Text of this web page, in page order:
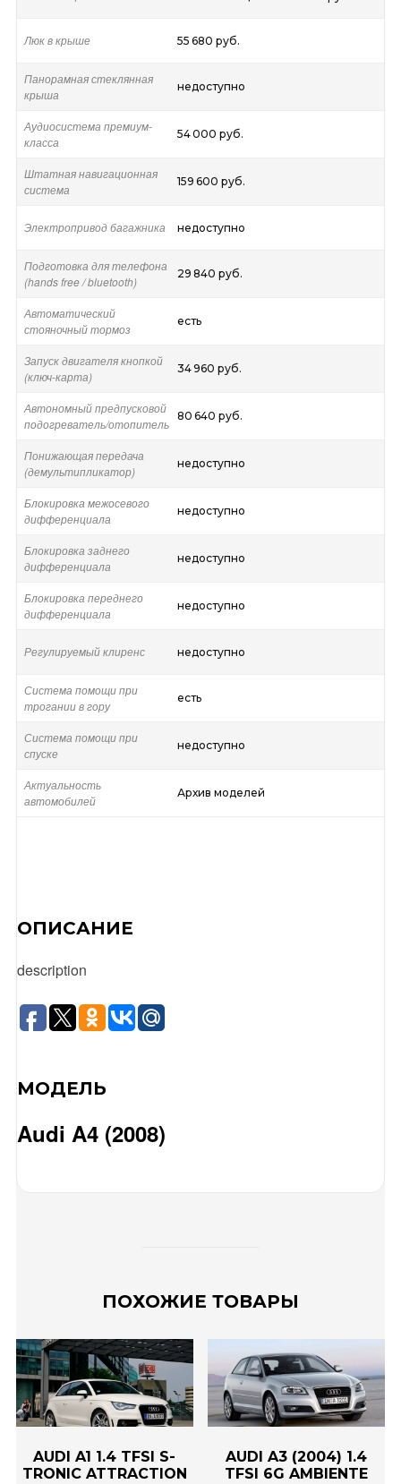
Люк в крыше 55 680 руб.
Панорамная стеклянная
крыша
недоступно
Аудиосистема премиум-
класса
54 000 руб.
Штатная навигационная
система
159 600 руб.
Электропривод багажника недоступно
Подготовка для телефона
(hands free / bluetooth)
29 840 руб.
Автоматический
стояночный тормоз
есть
Запуск двигателя кнопкой
(ключ-карта)
34 960 руб.
Автономный предпусковой
подогреватель/отопитель
80 640 руб.
Понижающая передача
(демультипликатор)
недоступно
Блокировка межосевого
дифференциала
недоступно
Блокировка заднего
дифференциала
недоступно
Блокировка переднего
дифференциала
недоступно
Регулируемый клиренс недоступно
Система помощи при
трогании в гору
есть
Система помощи при
спуске
недоступно
Актуальность
автомобилей
Архив моделей
ОПИСАНИЕ
description
МОДЕЛЬ
Audi A4 (2008)
ПОХОЖИЕ ТОВАРЫ
AUDI A1 1.4 TFSI S-
TRONIC ATTRACTION
AUDI A3 (2004) 1.4
TFSI 6G AMBIENTE